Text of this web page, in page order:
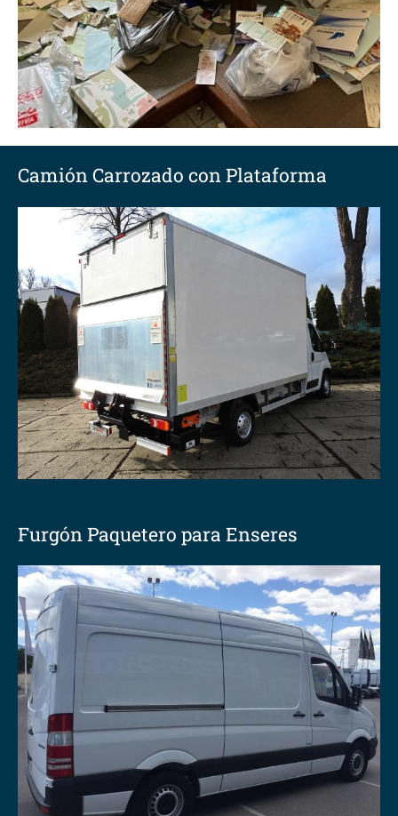
Camión Carrozado con Plataforma
Furgón Paquetero para Enseres